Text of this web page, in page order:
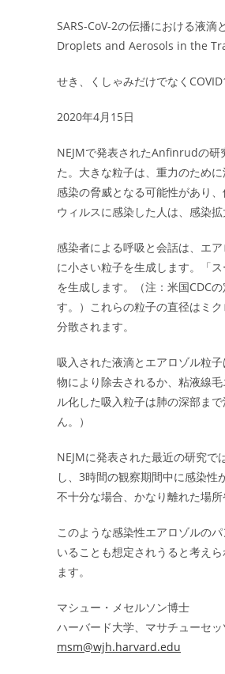
SARS-CoV-2の伝播における液滴
Droplets and Aerosols in the
せき、くしゃみだけでなく
2020年4月15日
NEJMで発表されたAnfinrudの研
た。大きな粒子は、重力のため
感染の脅威となる可能性があり
ウィルスに感染した人は、感染
感染者による呼吸と会話は、エ
に小さい粒子を生成します。「
を生成します。（注：米国CDC
す。）これらの粒子の直径はミ
分散されます。
吸入された液滴とエアロゾル粒
物により除去されるか、粘液線
ル化した吸入粒子は肺の深部ま
ん。）
NEJMに発表された最近の研究で
し、3時間の観察期間中に感染
不十分な場合、かなり離れた場
このような感染性エアロゾルの
いることも想定されうると考え
ます。
マシュー・メセルソン博士
ハーバード大学、マサチューセ
msm@wjh.harvard.edu